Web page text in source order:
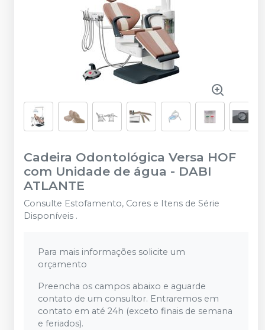
Cadeira Odontológica Versa HOF
com Unidade de água - DABI
ATLANTE
Consulte Estofamento, Cores e Itens de Série
Disponíveis .
Para mais informações solicite um
orçamento
Preencha os campos abaixo e aguarde
contato de um consultor. Entraremos em
contato em até 24h (exceto finais de semana
e feriados).